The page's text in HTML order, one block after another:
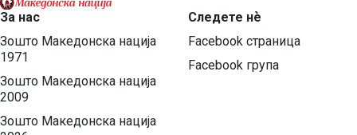
За нас
Зошто Македонска нација
1971
Зошто Македонска нација
2009
Зошто Македонска нација
Следете нѐ
Facebook страница
Facebook група